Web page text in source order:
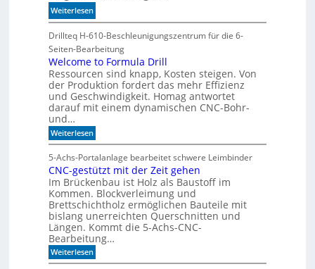
u
f
P
l
a
t
z
1
i
t
d
e
n
k
t
Weiterlesen:
S
c
h
n
e
l
l
e
z
u
K
I
-
M
o
d
e
l
l
Drillteq H-610-Beschleunigungszentrum für die 6-
Seiten-Bearbeitung
Welcome to Formula Drill
Ressourcen sind knapp, Kosten steigen. Von
der Produktion fordert das mehr Effizienz
und Geschwindigkeit. Homag antwortet
darauf mit einem dynamischen CNC-Bohr-
und…
Weiterlesen:
W
l
c
o
m
e
t
o
F
o
r
m
5-Achs-Portalanlage bearbeitet schwere Leimbinder
CNC-gestützt mit der Zeit gehen
Im Brückenbau ist Holz als Baustoff im
Kommen. Blockverleimung und
Brettschichtholz ermöglichen Bauteile mit
bislang unerreichten Querschnitten und
Längen. Kommt die 5-Achs-CNC-
Bearbeitung…
Weiterlesen:
C